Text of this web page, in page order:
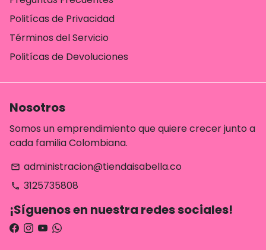
Politícas de Privacidad
Términos del Servicio
Politícas de Devoluciones
Nosotros
Somos un emprendimiento que quiere crecer junto a
cada familia Colombiana.
email administracion@tiendaisabella.co
phone 3125735808
¡Síguenos en nuestra redes sociales!